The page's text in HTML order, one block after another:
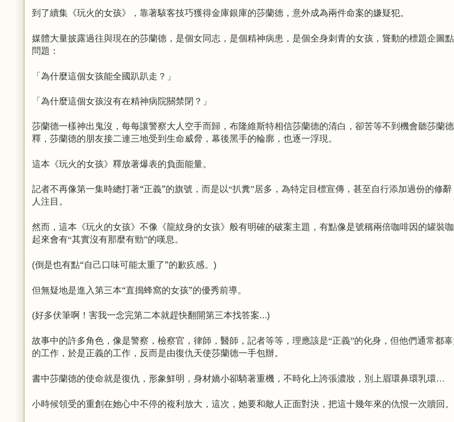
到了續集《玩火的女孩》， 靠著駭客技巧獲得金庫銀庫的莎蘭德， 意外成為兩件命案的嫌疑犯。
媒體大量披露過往與現在的莎蘭德， 是個女同志，是個精神病患，是個全身刺青的女孩， 聳動的標題企圖
問題：
「為什麼這個女孩能全國趴趴走？」
「為什麼這個女孩沒有在精神病院關禁閉？」
莎蘭德一樣神出鬼沒，每每讓警察大人空手而歸， 布隆維斯特相信莎蘭德的清白， 卻苦等不到機會聽莎蘭
釋， 莎蘭德的朋友接二連三地受到生命威脅， 幕後黑手的輪廓，也逐一浮現。
這本《玩火的女孩》釋放著爆表的負面能量。
記者不再像第一集時總打著“正義”的旗號， 而是以“扒糞”居多，為特定目標宣傳， 甚至自行添加過份的修辭
人注目。
然而， 這本《玩火的女孩》不像《龍紋身的女孩》般有明確的破案主題， 有點像是號稱兩倍咖啡因的罐裝咖
起來會有“其實沒有那麼有勁”的嘆息。
(倒是也有點“自己口味可能太重了”的歉疚感。 )
但無疑地是進入第三本“直搗蜂窩的女孩”的優秀前導。
(好多伏筆啊！害我一念完第二本就趕快翻開第三本找答案…)
故事中的許多角色， 像是警察，檢察官，律師，醫師，記者等等， 理應該是“正義”的化身， 但他們通常都
的工作， 於是正義的工作，反而是由復仇天使莎蘭德一手包辦。
書中莎蘭德的使命就是復仇， 形象鮮明，身材嬌小卻騎著重機， 不時化上誇張濃妝，別上眉環鼻環乳環…
小時候領受的重創在她心中不停的複利放大， 這次，她要和敵人正面對決， 把這十幾年來的仇恨一次贖回。